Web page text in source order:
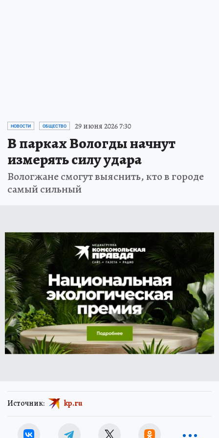
НОВОСТИ ОБЩЕСТВО 29 июня 2026 7:30
В парках Вологды начнут
измерять силу удара